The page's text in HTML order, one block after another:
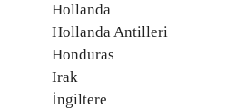
Hollanda
Hollanda Antilleri
Honduras
Irak
İngiltere